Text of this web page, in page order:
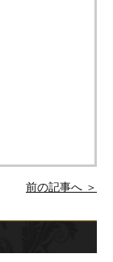
前の記事へ ＞